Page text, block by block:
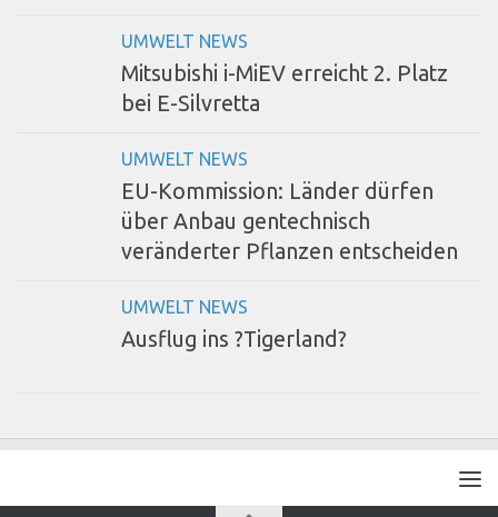
UMWELT NEWS
Mitsubishi i-MiEV erreicht 2. Platz
bei E-Silvretta
UMWELT NEWS
EU-Kommission: Länder dürfen
über Anbau gentechnisch
veränderter Pflanzen entscheiden
UMWELT NEWS
Ausflug ins ?Tigerland?